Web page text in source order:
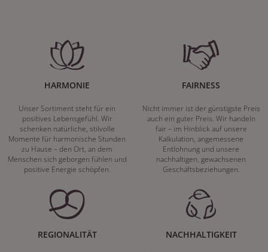
HARMONIE
Unser Sortiment steht für ein
positives Lebensgefühl. Wir
schenken natürliche, stilvolle
Momente für harmonische Stunden
zu Hause – den Ort, an dem
Menschen sich geborgen fühlen und
positive Energie schöpfen.
FAIRNESS
Nicht immer ist der günstigste Preis
auch ein guter Preis. Wir handeln
fair – im Hinblick auf unsere
Kalkulation, angemessene
Entlohnung und unsere
nachhaltigen, gewachsenen
Geschäftsbeziehungen.
REGIONALITÄT NACHHALTIGKEIT